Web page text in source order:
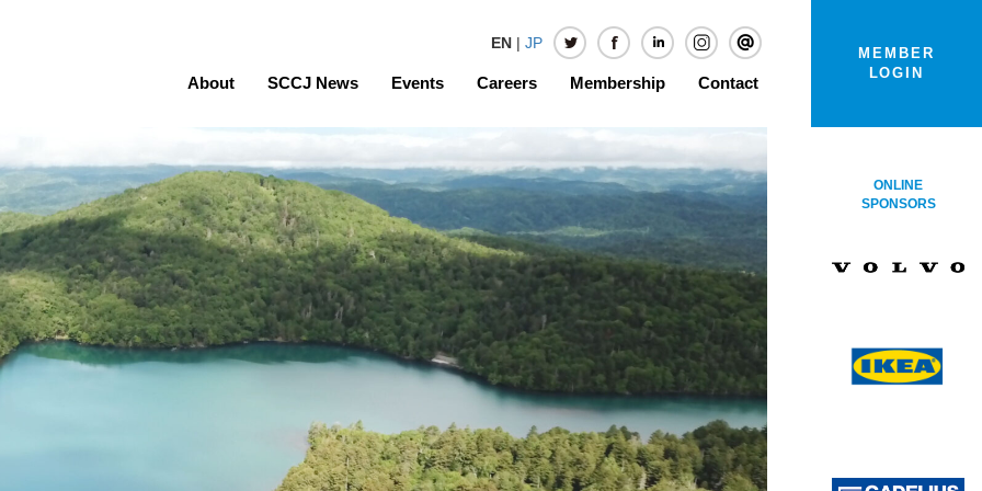
EN| JP
About SCCJ News Events Careers Membership Contact
MEMBER
LOGIN
ONLINE
SPONSORS